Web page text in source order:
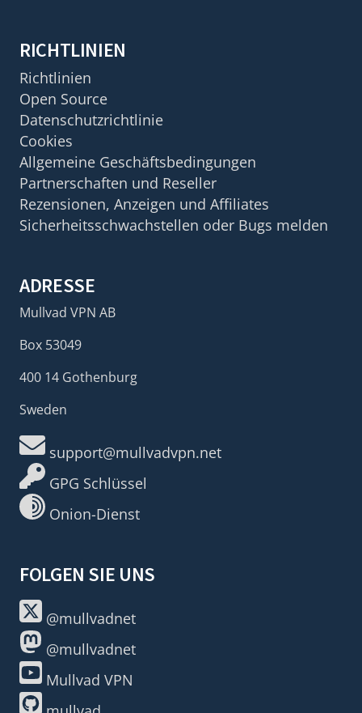
RICHTLINIEN
Richtlinien
Open Source
Datenschutzrichtlinie
Cookies
Allgemeine Geschäftsbedingungen
Partnerschaften und Reseller
Rezensionen, Anzeigen und Affiliates
Sicherheitsschwachstellen oder Bugs melden
ADRESSE
Mullvad VPN AB
Box 53049
400 14 Gothenburg
Sweden
support@mullvadvpn.net
GPG Schlüssel
Onion-Dienst
FOLGEN SIE UNS
@mullvadnet
@mullvadnet
Mullvad VPN